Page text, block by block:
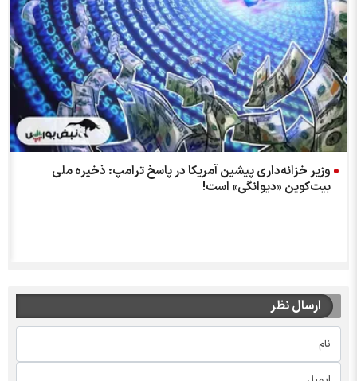
وزیر خزانه‌داری پیشین آمریکا در پاسخ ترامپ: ذخیره ملی
بیت‌کوین «دیوانگی» است!
ارسال نظر